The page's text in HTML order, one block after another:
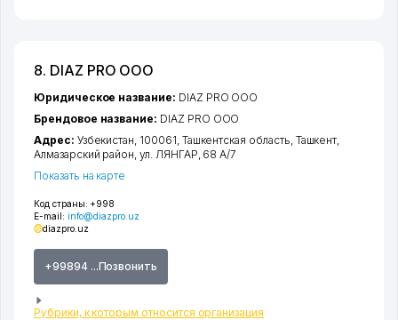
8. DIAZ PRO ООО
Код страны: +998
E-mail: info@diazpro.uz
diazpro.uz
+99894 ...Позвонить
Рубрики, к которым относится организация
Юридическое название: DIAZ PRO ООО
Брендовое название: DIAZ PRO ООО
Адрес: Узбекистан, 100061, Ташкентская область Ташкент
Алмазарский район ,ул. ЛЯНГАР , 68 А/7
Показать на карте